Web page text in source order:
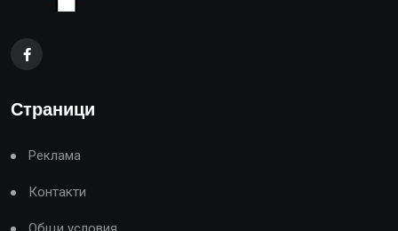
Страници
Реклама
Контакти